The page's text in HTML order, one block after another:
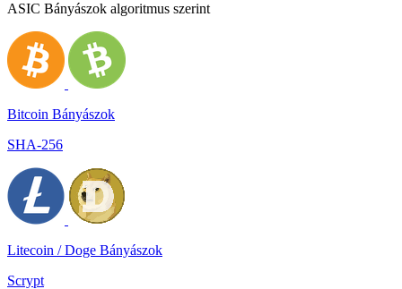
ASIC Bányászok algoritmus szerint
Bitcoin Bányászok
SHA-256
Litecoin / Doge Bányászok
Scrypt